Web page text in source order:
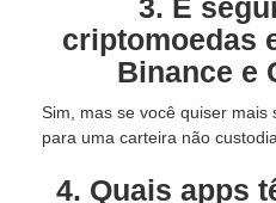
3. É
criptomoedas
Binance e
Sim, mas se você quiser
para uma carteira não
4. Quais apps